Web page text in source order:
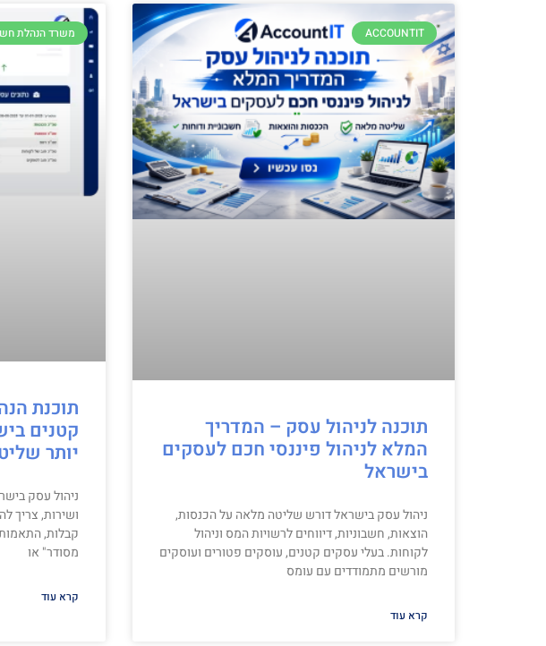
ACCOUNTIT
תוכנה לניהול עסק – המדריך
המלא לניהול פיננסי חכם לעסקים
בישראל
ניהול עסק בישראל דורש שליטה מלאה על הכנסות,
הוצאות, חשבוניות, דיווחים לרשויות המס וניהול
לקוחות. בעלי עסקים קטנים, עוסקים פטורים ועוסקים
מורשים מתמודדים עם עומס
קרא עוד
משרד הנהלת
תוכנת
קטנים
יותר
ניהול עסק
ושירות, צריך
קבלות,
מסודר" או
קרא עוד